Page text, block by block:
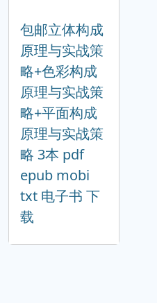
包邮立体构成
原理与实战策
略+色彩构成
原理与实战策
略+平面构成
原理与实战策
略 3本 pdf
epub mobi
txt 电子书 下
载